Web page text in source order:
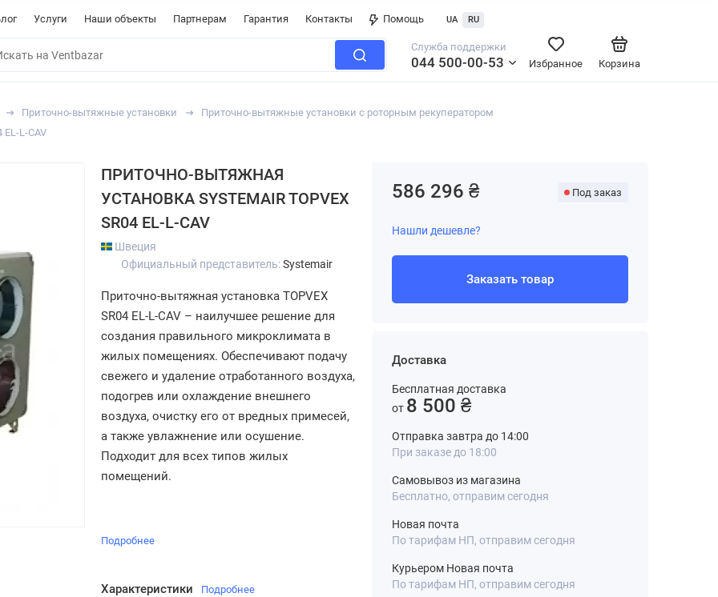
Услуги Наши объекты Партнерам Гарантия Контакты Помощь UA RU
Служба поддержки
044 500-00-53 Корзина
Избранное
Приточно-вытяжные установки
Приточно-вытяжные установки с роторным рекуператором
L-CAV
ПРИТОЧНО-ВЫТЯЖНАЯ
УСТАНОВКА SYSTEMAIR TOPVEX
SR04 EL-L-CAV
Швеция
Официальный представитель:Systemair
Приточно-вытяжная установка TOPVEX
SR04 EL-L-CAV – наилучшее решение для
создания правильного микроклимата в
жилых помещениях. Обеспечивают подачу
свежего и удаление отработанного воздуха,
подогрев или охлаждение внешнего
воздуха, очистку его от вредных примесей,
а также увлажнение или осушение.
Подходит для всех типов жилых
помещений.
Подробнее
Характеристики Подробнее
586 296 ₴ Под заказ
Нашли дешевле?
Заказать товар
Доставка
Бесплатная доставка
от 8 500 ₴
Отправка завтра до 14:00
При заказе до 18:00
Самовывоз из магазина
Бесплатно, отправим сегодня
Новая почта
По тарифам НП, отправим сегодня
Курьером Новая почта
По тарифам НП, отправим сегодня